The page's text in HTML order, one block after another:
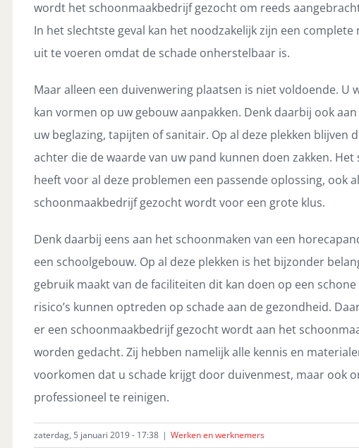
wordt het schoonmaakbedrijf gezocht om reeds
In het slechtste geval kan het noodzakelijk zijn een
uit te voeren omdat de schade onherstelbaar is.
Maar alleen een duivenwering plaatsen is niet voldoende. U
kan vormen op uw gebouw aanpakken. Denk daarbij ook
uw beglazing, tapijten of sanitair. Op al deze plekken blijven
achter die de waarde van uw pand kunnen doen zakken.
heeft voor al deze problemen een passende oplossing, ook
schoonmaakbedrijf gezocht wordt voor een grote klus.
Denk daarbij eens aan het schoonmaken van een
een schoolgebouw. Op al deze plekken is het bijzonder
gebruik maakt van de faciliteiten dit kan doen op een
risico’s kunnen optreden op schade aan de gezondheid.
er een schoonmaakbedrijf gezocht wordt aan het
worden gedacht. Zij hebben namelijk alle kennis en
voorkomen dat u schade krijgt door duivenmest, maar ook
professioneel te reinigen.
zaterdag, 5 januari 2019 - 17:38 | Werken en werknemers